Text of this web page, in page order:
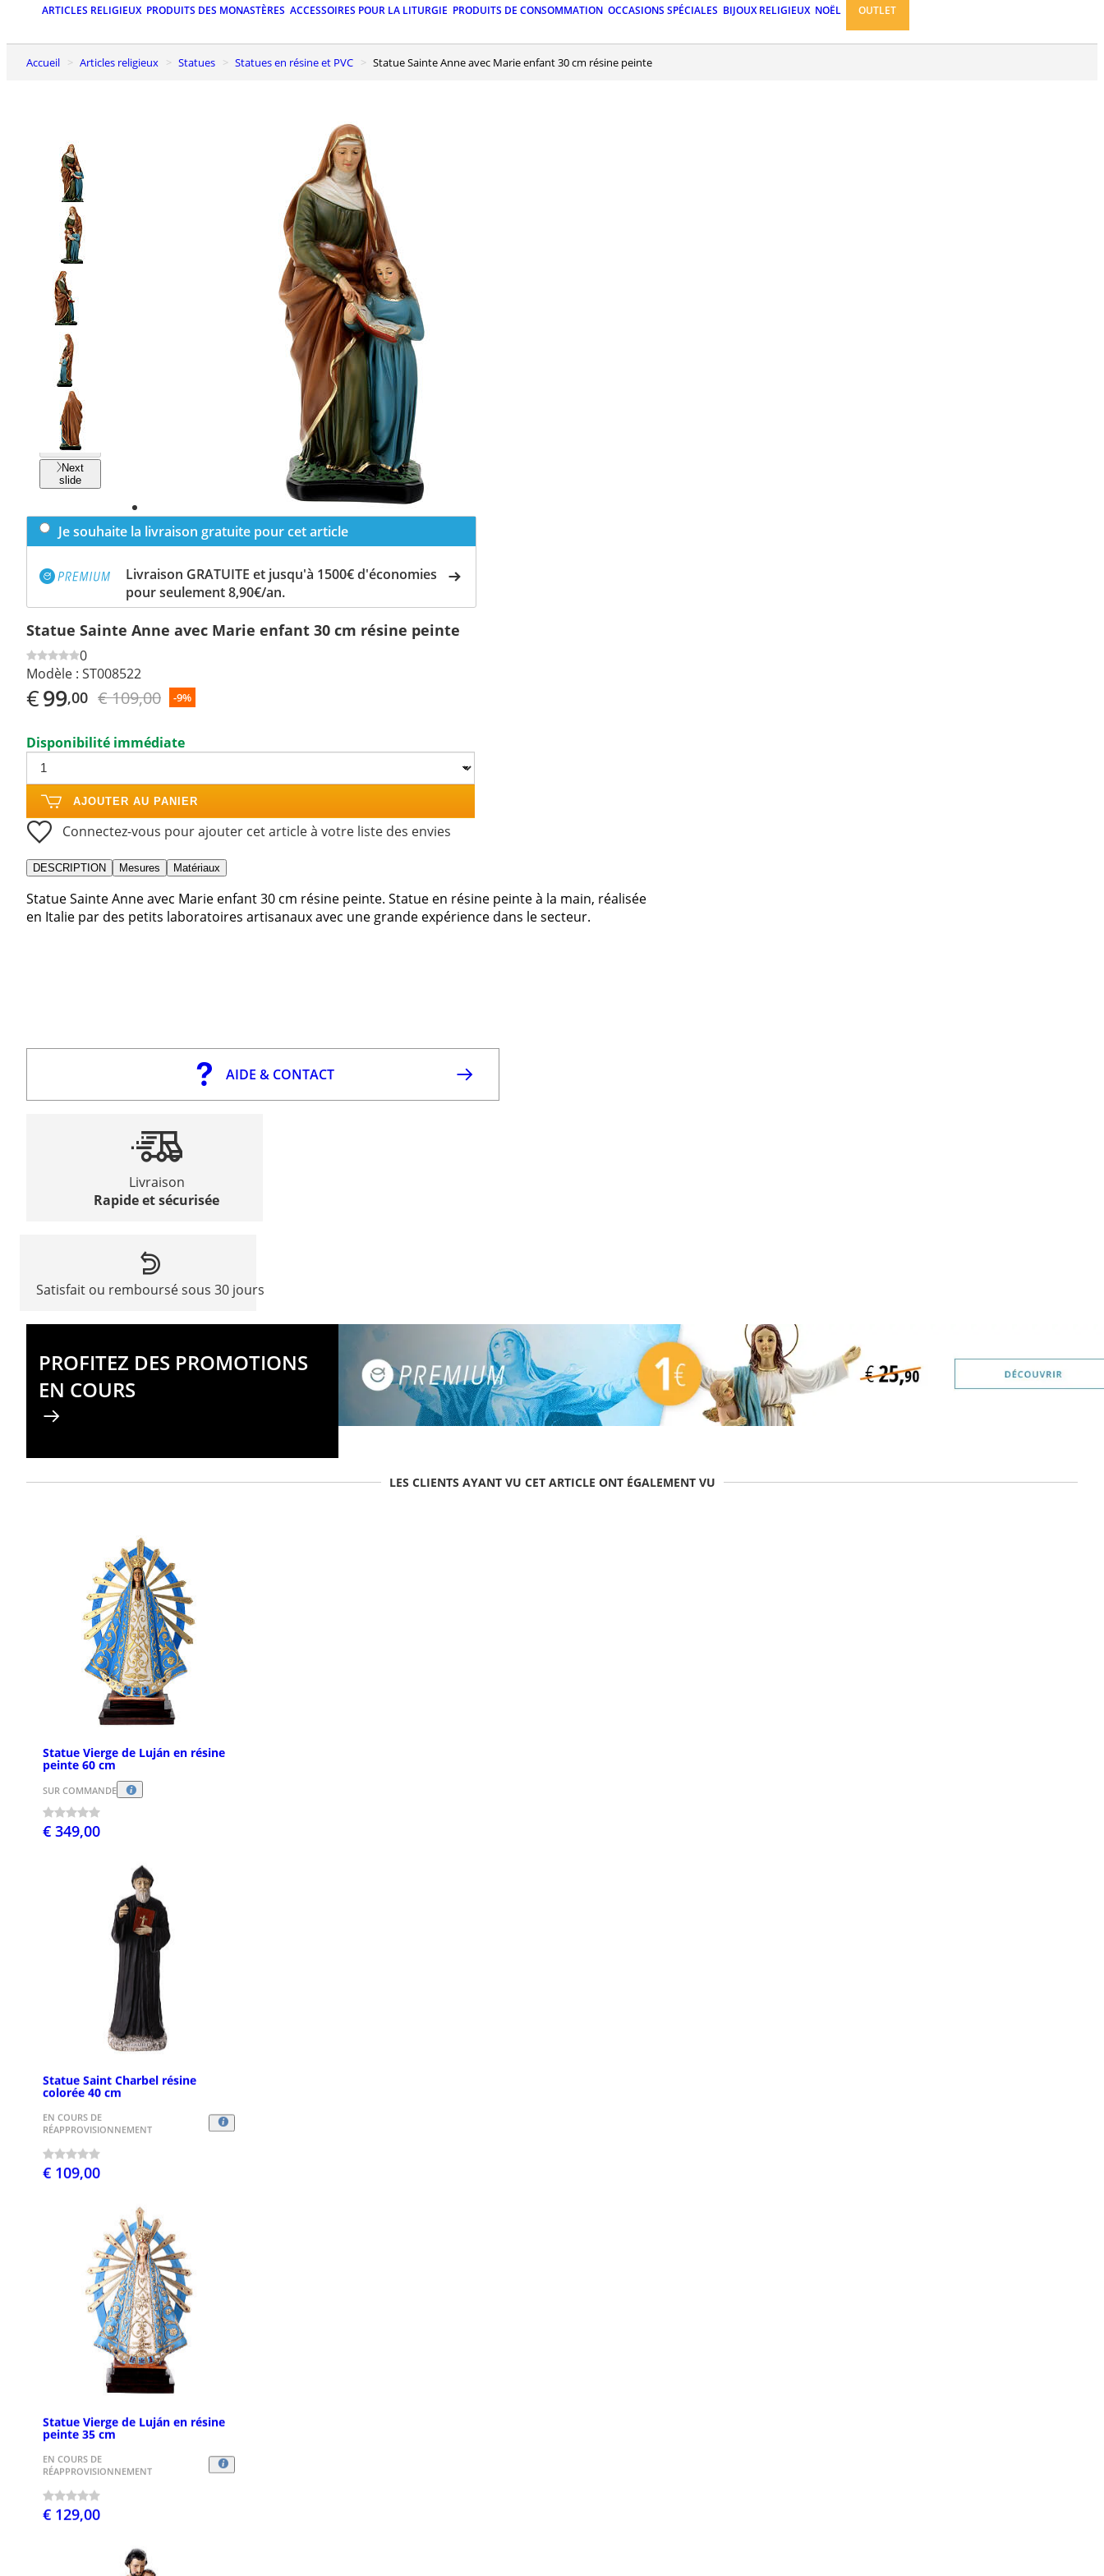
ARTICLES RELIGIEUX PRODUITS DES MONASTÈRES ACCESSOIRES POUR LA LITURGIE PRODUITS DE CONSOMMATION OCCASIONS SPÉCIALES BIJOUX RELIGIEUX NOËL OUTLET
Accueil Articles religieux Statues Statues en résine et PVC Statue Sainte Anne avec Marie enfant 30 cm résine peinte
Previous
slide
Next
slide
Je souhaite la livraison gratuite pour cet article
Livraison GRATUITE et jusqu'à 1500€ d'économies
pour seulement 8,90€/an.
Statue Sainte Anne avec Marie enfant 30 cm résine peinte
0
Modèle : ST008522
€99,00 € 109,00 -9%
Disponibilité immédiate
AJOUTER AU PANIER
Connectez-vous pour ajouter cet article à votre liste des envies
DESCRIPTION Mesures Matériaux
Statue Sainte Anne avec Marie enfant 30 cm résine peinte. Statue en résine peinte à la main, réalisée
en Italie par des petits laboratoires artisanaux avec une grande expérience dans le secteur.
AIDE & CONTACT
Livraison
Rapide et sécurisée
Satisfait ou remboursé sous 30 jours
PROFITEZ DES PROMOTIONS
EN COURS
LES CLIENTS AYANT VU CET ARTICLE ONT ÉGALEMENT VU
Statue Vierge de Luján en résine
peinte 60 cm
SUR COMMANDE
€ 349,00
Statue Saint Charbel résine
colorée 40 cm
EN COURS DE
RÉAPPROVISIONNEMENT
€ 109,00
Statue Vierge de Luján en résine
peinte 35 cm
EN COURS DE
RÉAPPROVISIONNEMENT
€ 129,00